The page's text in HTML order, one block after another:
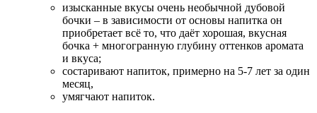
изысканные вкусы очень необычной дубовой
бочки – в зависимости от основы напитка он
приобретает всё то, что даёт хорошая, вкусная
бочка + многогранную глубину оттенков аромата
и вкуса;
состаривают напиток, примерно на 5-7 лет за один
месяц,
умягчают напиток.